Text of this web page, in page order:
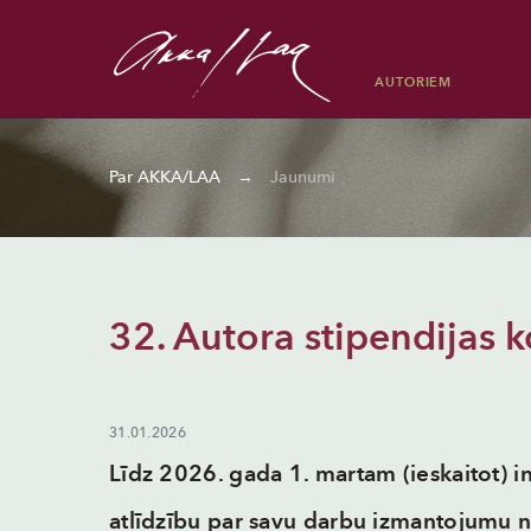
AUTORIEM
Regulāri atskaņota mūzika vai video
Mūzikas, video, tekstu vai attēlu
augšupielāde
Par AKKA/LAA → Jaunumi
32. Autora stipendijas
31.01.2026
Līdz 2026. gada 1. martam (ieskaitot)
atlīdzību par savu darbu izmantojumu